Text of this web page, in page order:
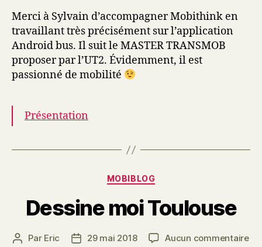
Merci à Sylvain d’accompagner Mobithink en
travaillant très précisément sur l’application
Android bus. Il suit le MASTER TRANSMOB
proposer par l’UT2. Évidemment, il est
passionné de mobilité
Présentation
Catégories
MOBIBLOG
Dessine moi Toulouse
Auteur
Par Eric
Date29 mai 2018 Aucun commentairesur